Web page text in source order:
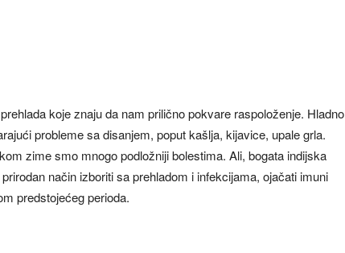
koje znaju da nam prilično pokvare raspoloženje. Hladno
probleme sa disanjem, poput kašlja, kijavice, upale grla.
zime smo mnogo podložniji bolestima. Ali, bogata indijska
način izboriti sa prehladom i infekcijama, ojačati imuni
predstojećeg perioda.